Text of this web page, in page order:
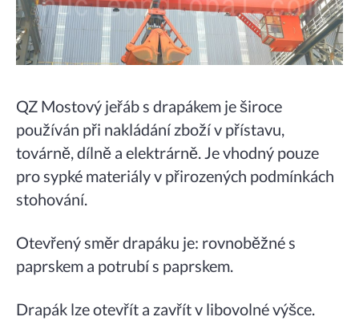
QZ Mostový jeřáb s drapákem je široce
používán při nakládání zboží v přístavu,
továrně, dílně a elektrárně. Je vhodný pouze
pro sypké materiály v přirozených podmínkách
stohování.
Otevřený směr drapáku je: rovnoběžné s
paprskem a potrubí s paprskem.
Drapák lze otevřít a zavřít v libovolné výšce.